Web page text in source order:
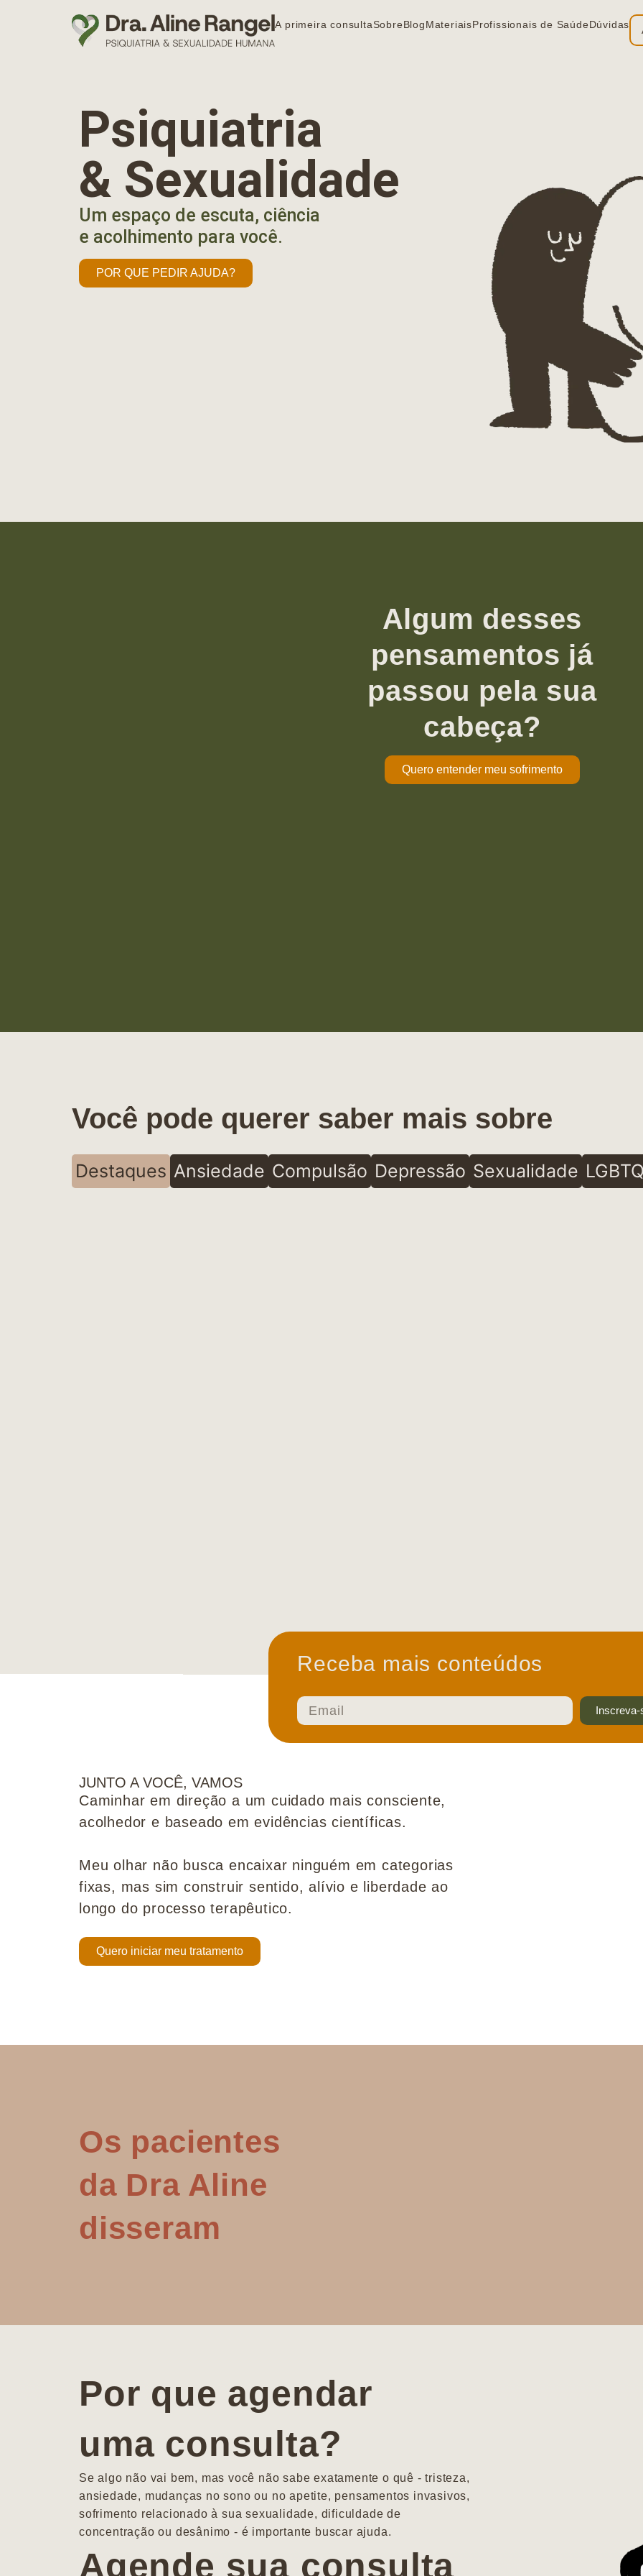
A primeira consultaSobreBlogMateriaisProfissionais de SaúdeDúvidas
Psiquiatria
& Sexualidade
Um espaço de escuta, ciência
e acolhimento para você.
POR QUE PEDIR AJUDA?
Algum desses
pensamentos já
passou pela sua
cabeça?
Quero entender meu sofrimento
Você pode querer saber mais sobre
Destaques Ansiedade Compulsão Depressão Sexualidade
Receba mais conteúdos
Inscreva-
JUNTO A VOCÊ, VAMOS
Caminhar em direção a um cuidado mais consciente,
acolhedor e baseado em evidências científicas.
Meu olhar não busca encaixar ninguém em categorias
fixas, mas sim construir sentido, alívio e liberdade ao
longo do processo terapêutico.
Quero iniciar meu tratamento
Os pacientes
da Dra Aline
disseram
Por que agendar
uma consulta?
Se algo não vai bem, mas você não sabe exatamente o quê - tristeza,
ansiedade, mudanças no sono ou no apetite, pensamentos invasivos,
sofrimento relacionado à sua sexualidade, dificuldade de
concentração ou desânimo - é importante buscar ajuda.
Agende sua consulta